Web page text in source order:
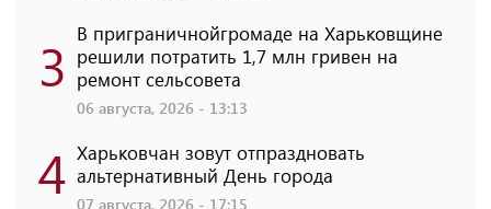
3 В приграничнойгромаде на Харьковщине
решили потратить 1,7 млн ​​гривен на
ремонт сельсовета
06 августа, 2026 - 13:13
4 Харьковчан зовут отпраздновать
альтернативный День города
07 августа, 2026 - 17:15